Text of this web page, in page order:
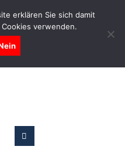
tsv-pfuhl.de
erklären Sie sich damit
verwenden.